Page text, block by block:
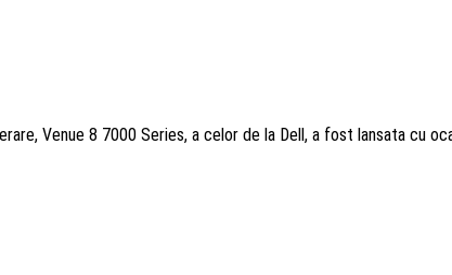
Venue 8 7000 Series, a celor de la Dell, a fost lansata cu